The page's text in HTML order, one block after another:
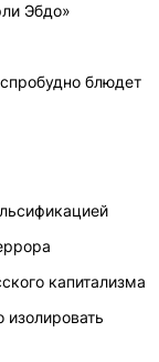
Эбдо»
блюдет
капитализма